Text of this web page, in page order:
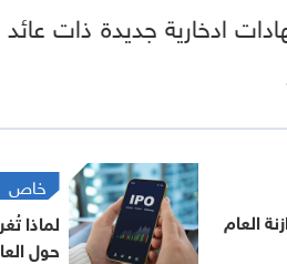
ادخارية جديدة ذات
في موازنة العام
خاص
لماذا
حول